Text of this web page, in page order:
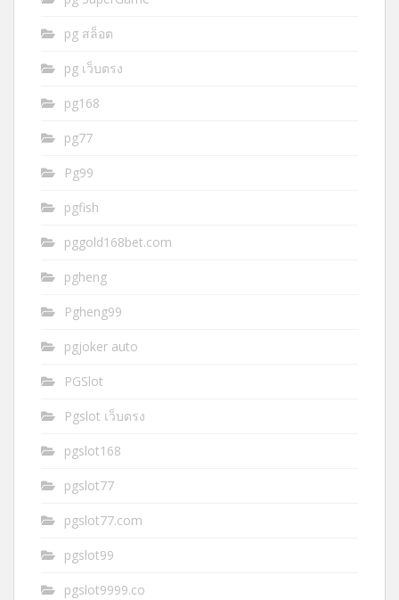
pg สล็อต
pg เว็บตรง
pg168
pg77
Pg99
pgfish
pggold168bet.com
pgheng
Pgheng99
pgjoker auto
PGSlot
Pgslot เว็บตรง
pgslot168
pgslot77
pgslot77.com
pgslot99
pgslot9999.co